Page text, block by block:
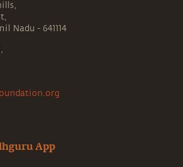
Nadu - 641114
App